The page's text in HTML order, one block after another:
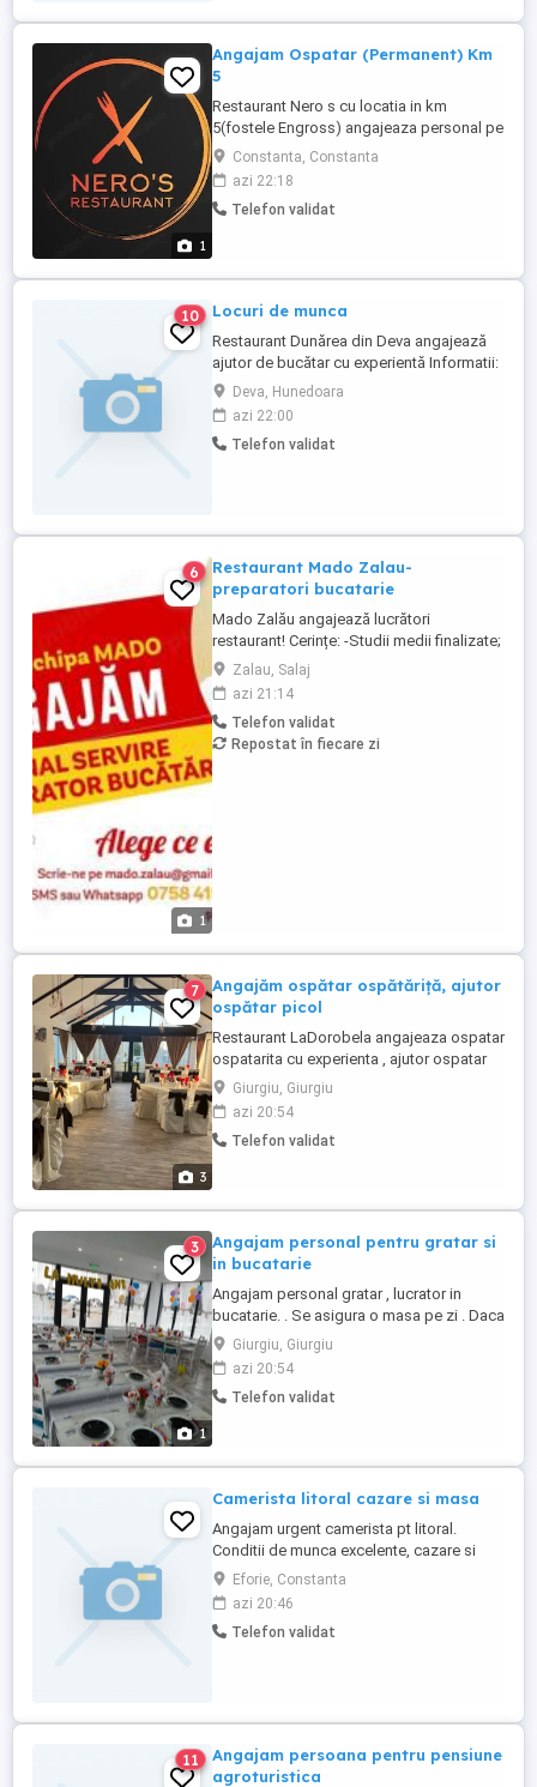
1
Angajam Ospatar (Permanent) Km
5
Restaurant Nero s cu locatia in km
5(fostele Engross) angajeaza personal pe
postul de ospatar pe perioada
nedeterminata. Restaurantul functioneaza
in regim la carte evenimente. -Program in
ture -Participarea la evenimente constituie
Constanta, Constanta
azi 22:18
Telefon validat
10 Locuri de munca
Restaurant Dunărea din Deva angajează
ajutor de bucătar cu experientă Informatii:
Deva, Hunedoara
azi 22:00
Telefon validat
1
6
Restaurant Mado Zalau-
preparatori bucatarie
Mado Zalău angajează lucrători
restaurant! Cerințe: -Studii medii finalizate;
-Atitudine pozitivă și orientare către client;
-Abilități de lucru în echipă; Beneficii: -
Oferim un venit net de 3600 RON luna -
Bonusuri lunare de performanță; -Avem o
grilă de majorări salariale în raport cu
Zalau, Salaj
azi 21:14
Telefon validat
Repostat în fiecare zi
3
7
Angajăm ospătar ospătăriță, ajutor
ospătar picol
Restaurant LaDorobela angajeaza ospatar
ospatarita cu experienta , ajutor ospatar
,picol .Contract de munca pe durata
nelimitata . Daca vrei sa faci parte din
echipa noastra te asteptam la un interviu .
( nu trimiteți mesaje)
Giurgiu, Giurgiu
azi 20:54
Telefon validat
1
3
Angajam personal pentru gratar si
in bucatarie
Angajam personal gratar , lucrator in
bucatarie. . Se asigura o masa pe zi . Daca
vrei sa faci parte din echipa noastra te
asteptam la restaurant pentru mai multe
detalii. ( nu trimiteți mesaje)
Giurgiu, Giurgiu
azi 20:54
Telefon validat
Camerista litoral cazare si masa
Angajam urgent camerista pt litoral.
Conditii de munca excelente, cazare si
masaEforie, Constanta
azi 20:46
Telefon validat
11
Angajam persoana pentru pensiune
agroturistica